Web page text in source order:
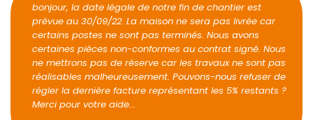
bonjour, la date légale de notre fin de chantier est
prévue au 30/09/22. La maison ne sera pas livrée car
certains postes ne sont pas terminés. Nous avons
certaines pièces non-conformes au contrat signé. Nous
ne mettrons pas de réserve car les travaux ne sont pas
réalisables malheureusement. Pouvons-nous refuser de
régler la dernière facture représentant les 5% restants ?
Merci pour votre aide...